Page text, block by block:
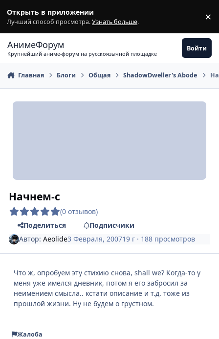
Открыть в приложении
Лучший способ просмотра.Узнать больше. ×
АнимеФорум
Крупнейший аниме-форум на русскоязычной площадке
Войти
Главная Блоги Общая ShadowDweller's Abode
Начнем-с
(0 отзывов)
Поделиться
Подписчики
Автор:Aeolide3 Февраля, 200719 г · 188 просмотров
Что ж, опробуем эту стихию снова, shall we? Когда-то у
меня уже имелся дневник, потом я его забросил за
неимением смысла.. кстати описание и т.д. тоже из
прошлой жизни. Ну не будем о грустном.
Жалоба